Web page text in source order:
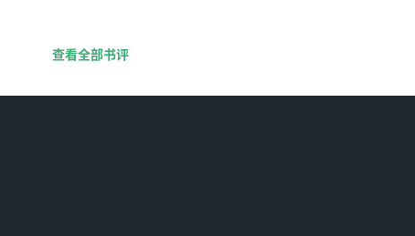
查看全部书评